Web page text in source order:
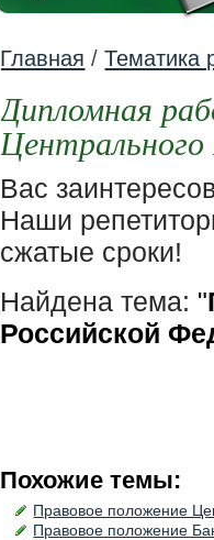
Главная /Тематика
Дипломная
Вас
Наши
сжатые сроки!
Найдена тема: "
Российской
Похожие темы:
Правовое положение
Правовое положение